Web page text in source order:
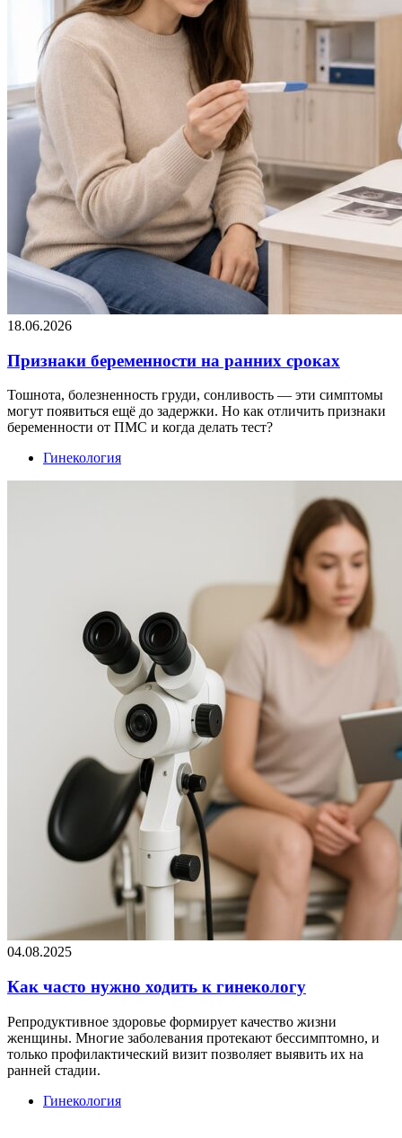
18.06.2026
Признаки беременности на ранних сроках
Тошнота, болезненность груди, сонливость — эти симптомы
могут появиться ещё до задержки. Но как отличить признаки
беременности от ПМС и когда делать тест?
Гинекология
04.08.2025
Как часто нужно ходить к гинекологу
Репродуктивное здоровье формирует качество жизни
женщины. Многие заболевания протекают бессимптомно, и
только профилактический визит позволяет выявить их на
ранней стадии.
Гинекология